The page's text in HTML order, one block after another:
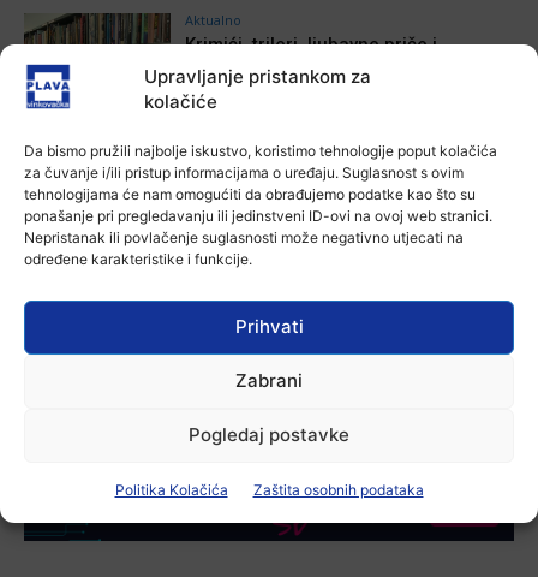
Upravljanje pristankom za
kolačiće
Da bismo pružili najbolje iskustvo, koristimo tehnologije poput kolačića
za čuvanje i/ili pristup informacijama o uređaju. Suglasnost s ovim
tehnologijama će nam omogućiti da obrađujemo podatke kao što su
ponašanje pri pregledavanju ili jedinstveni ID-ovi na ovoj web stranici.
Nepristanak ili povlačenje suglasnosti može negativno utjecati na
određene karakteristike i funkcije.
Prihvati
Zabrani
Pogledaj postavke
Politika Kolačića Zaštita osobnih podataka
Aktualno
Krimići, trileri, ljubavne priče i
povijesna fikcija najtraženiji su
žanrovi ovoga ljeta u vinkovačkoj
knjižnici
Aktualno
Iz Vinkovačkog vodovoda i
kanalizacije najavljuju smanjenje
tlaka u vodovodnoj mreži
6 kolovoza, 2026
Aktualno
Poziv na racionalno korištenje vode
6 kolovoza, 2026
-Marketing-